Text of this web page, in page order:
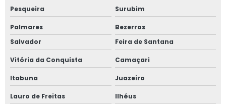
Pesqueira Surubim
Palmares
Bezerros
Salvador
Feira de Santana
Vitória da Conquista Camaçari
Itabuna Juazeiro
Lauro de Freitas Ilhéus